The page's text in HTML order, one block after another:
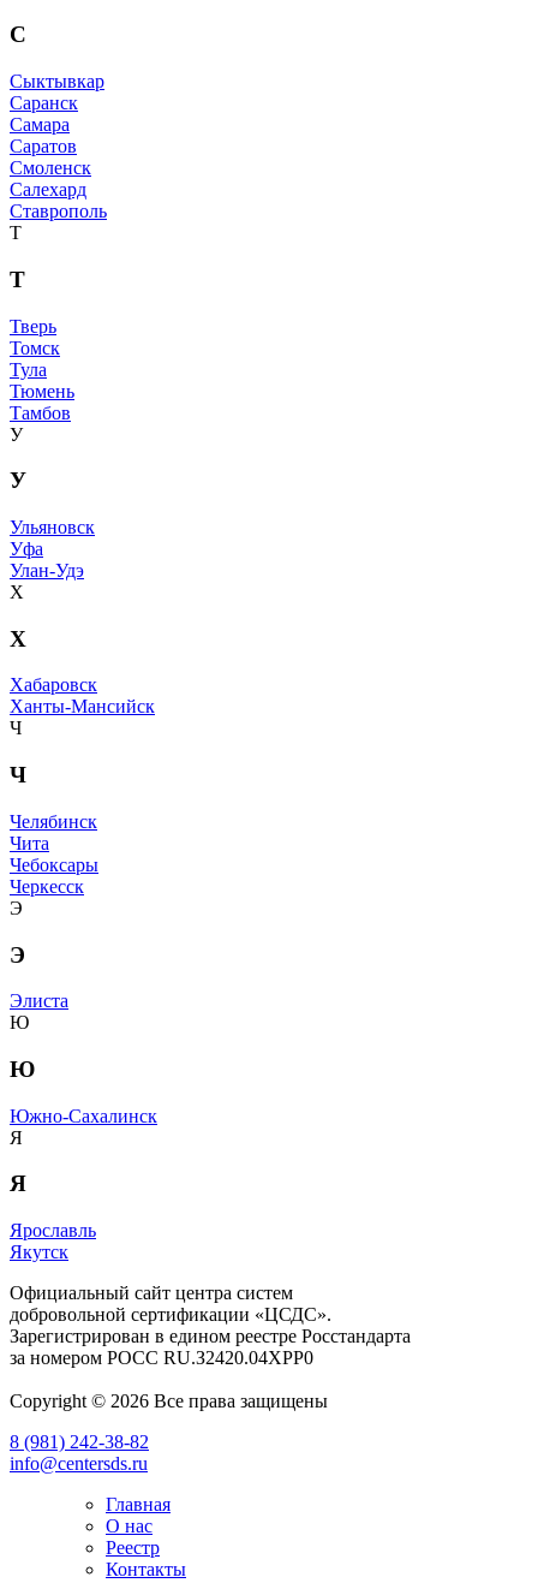
С
Сыктывкар
Саранск
Самара
Саратов
Смоленск
Салехард
Ставрополь
Т
Т
Тверь
Томск
Тула
Тюмень
Тамбов
У
У
Ульяновск
Уфа
Улан-Удэ
Х
Х
Хабаровск
Ханты-Мансийск
Ч
Ч
Челябинск
Чита
Чебоксары
Черкесск
Э
Э
Элиста
Ю
Ю
Южно-Сахалинск
Я
Я
Ярославль
Якутск
Официальный сайт центра систем
добровольной сертификации «ЦСДС».
Зарегистрирован в едином реестре Росстандарта
за номером РОСС RU.З2420.04ХРР0
Copyright © 2026 Все права защищены
8 (981) 242-38-82
info@centersds.ru
Главная
О нас
Реестр
Контакты